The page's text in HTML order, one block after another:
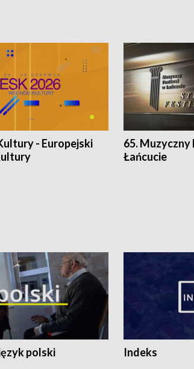
- Europejski
65. Muzyczny
Łańcucie
polski Indeks